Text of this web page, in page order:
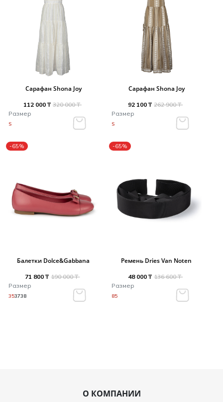
Сарафан Shona Joy
112 000 ₸ 320 000 ₸
Размер
S
Сарафан Shona Joy
92 100 ₸ 262 900 ₸
Размер
S
-65%
Балетки Dolce&Gabbana
71 800 ₸ 190 000 ₸
Размер
353738
-65%
Ремень Dries Van Noten
48 000 ₸ 136 600 ₸
Размер
85
О КОМПАНИИ